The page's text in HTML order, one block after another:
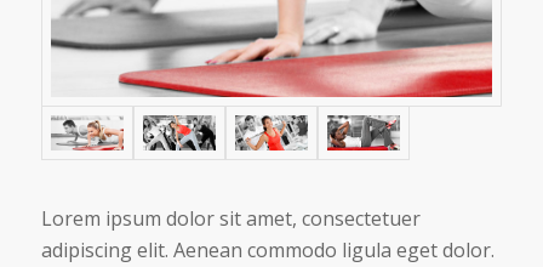
Lorem ipsum dolor sit amet, consectetuer
adipiscing elit. Aenean commodo ligula eget dolor.